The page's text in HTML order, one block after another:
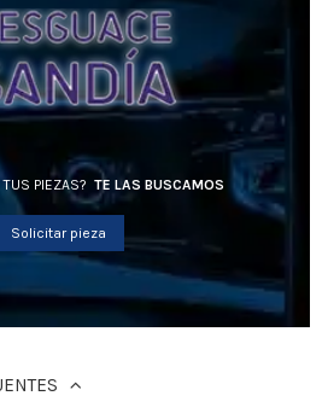
PIEZAS? TE LAS BUSCAMOS
Solicitar pieza